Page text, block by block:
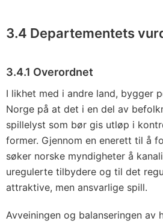
3.4 Departementets
3.4.1 Overordnet
I likhet med i andre land, bygger
Norge på at det i en del av
spillelyst som bør gis utløp i
former. Gjennom en enerett til å
søker norske myndigheter å
uregulerte tilbydere og til det
attraktive, men ansvarlige spill.
Avveiningen og balanseringen av